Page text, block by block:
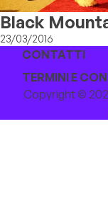
Black
Bologna
23/03/2016
CONTATTI
TERMINI E
Copyright ©